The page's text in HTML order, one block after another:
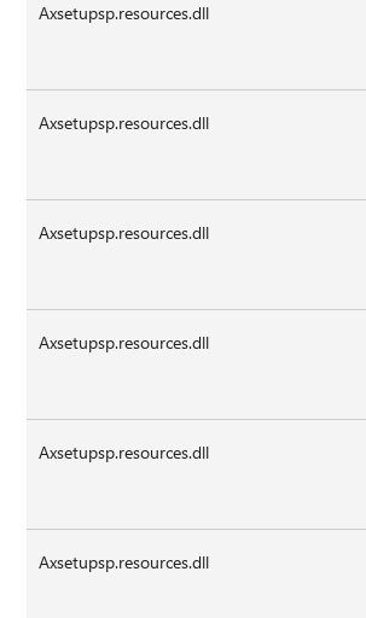
Axsetupsp.resources.dll
Axsetupsp.resources.dll
Axsetupsp.resources.dll
Axsetupsp.resources.dll
Axsetupsp.resources.dll
Axsetupsp.resources.dll